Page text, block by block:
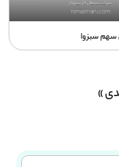
سهم سبزوا
»